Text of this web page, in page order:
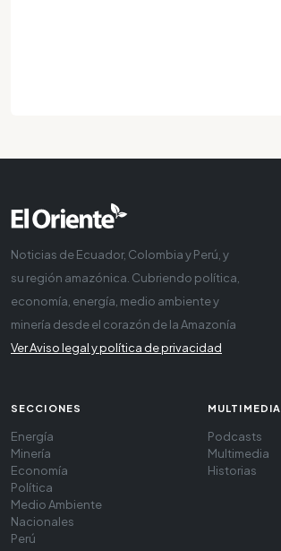
Noticias de Ecuador, Colombia y Perú, y
su región amazónica. Cubriendo política,
economía, energía, medio ambiente y
minería desde el corazón de la Amazonía
Ver Aviso legal y política de privacidad
SECCIONES
Energía
Minería
Economía
Política
Medio Ambiente
Nacionales
Perú
MULTIMEDIA
Podcasts
Multimedia
Historias